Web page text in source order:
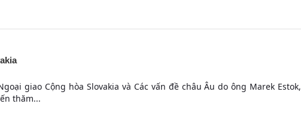
giao Cộng hòa Slovakia và Các vấn đề châu Âu do ông Marek Estok,
thăm...